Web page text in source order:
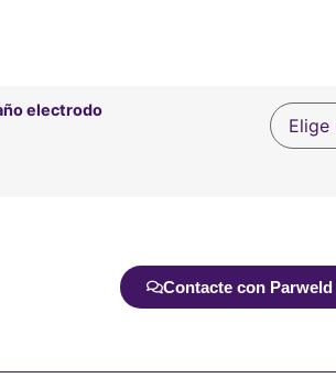
electrodo
Contacte con